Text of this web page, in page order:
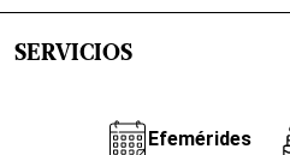
SERVICIOS
Efemérides